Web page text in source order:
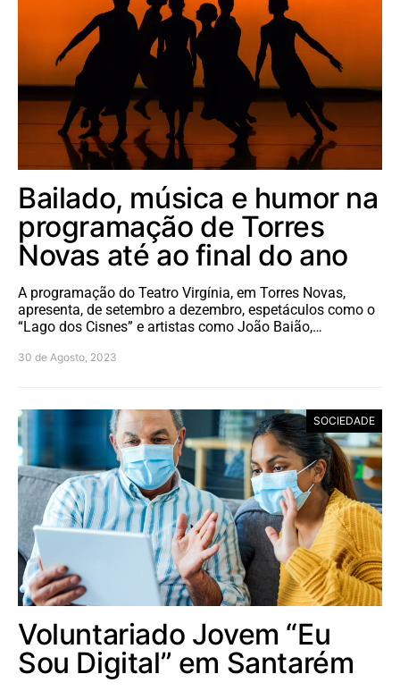
Bailado, música e humor na
programação de Torres
Novas até ao final do ano
A programação do Teatro Virgínia, em Torres Novas,
apresenta, de setembro a dezembro, espetáculos como o
“Lago dos Cisnes” e artistas como João Baião,…
30 de Agosto, 2023
SOCIEDADE
Voluntariado Jovem “Eu
Sou Digital” em Santarém